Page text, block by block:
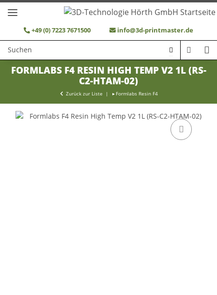
+49 (0) 7223 7671500 info@3d-printmaster.de
FORMLABS F4 RESIN HIGH TEMP V2 1L (RS-
C2-HTAM-02)
Zurück zur Liste Formlabs Resin F4